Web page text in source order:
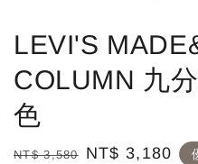
LEVI'S
COLUMN 九
色
Regular
NT$ 3,580
Sale
NT$ 3,180